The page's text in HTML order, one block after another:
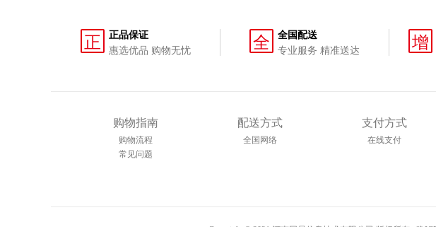
正
正品保证
惠选优品 购物无忧
全
全国配送
专业服务 精准送达
增
购物指南
购物流程
常见问题
配送方式
全国网络
支付方式
在线支付